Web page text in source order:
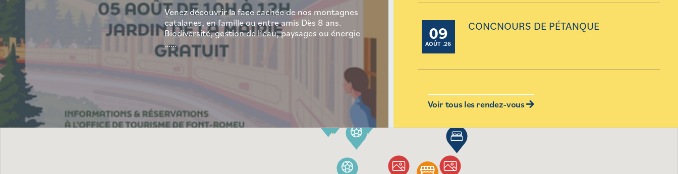
Venez découvrir la face cachée de nos montagnes
catalanes, en famille ou entre amis Dès 8 ans.
Biodiversité, gestion de l’eau, paysages ou énergie
……
09
AOÛT .26
CONCNOURS DE PÉTANQUE
Voir tous les rendez-vous